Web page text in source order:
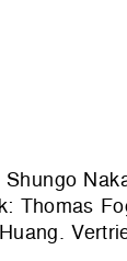
Thomas